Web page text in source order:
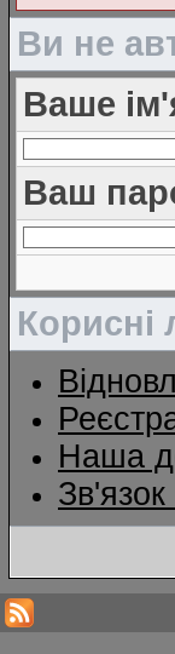
Ви не
Ваше
Ваш
Корисні
Наша